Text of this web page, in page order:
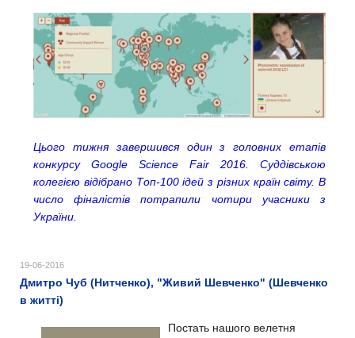
Цього тижня завершився один з головних етапів
конкурсу Google Science Fair 2016. Суддівською
колегією відібрано Топ-100 ідей з різних країн світу. В
число фіналістів потрапили чотири учасники з
України.
19-06-2016
Дмитро Чуб (Нитченко), "Живий Шевченко" (Шевченко
в житті)
Постать нашого велетня